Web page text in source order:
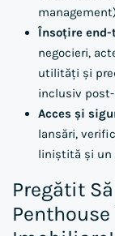
Însoțire
negocieri,
utilități și
inclusiv
Acces și
lansări,
liniștită și un
Pregătit